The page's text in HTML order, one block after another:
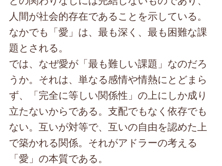
人間が社会的存在であることを示している。
なかでも「愛」は、最も深く、最も困難な課
題とされる。
では、なぜ愛が「最も難しい課題」なのだろ
うか。それは、単なる感情や情熱にとどまら
ず、「完全に等しい関係性」の上にしか成り
立たないからである。支配でもなく依存でも
ない。互いが対等で、互いの自由を認めた上
で築かれる関係。それがアドラーの考える
「愛」の本質である。